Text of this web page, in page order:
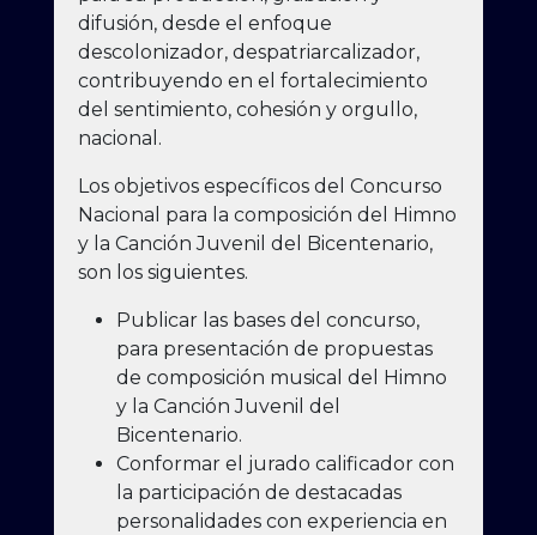
difusión, desde el enfoque
descolonizador, despatriarcalizador,
contribuyendo en el fortalecimiento
del sentimiento, cohesión y orgullo,
nacional.
Los objetivos específicos del Concurso
Nacional para la composición del Himno
y la Canción Juvenil del Bicentenario,
son los siguientes.
Publicar las bases del concurso,
para presentación de propuestas
de composición musical del Himno
y la Canción Juvenil del
Bicentenario.
Conformar el jurado calificador con
la participación de destacadas
personalidades con experiencia en